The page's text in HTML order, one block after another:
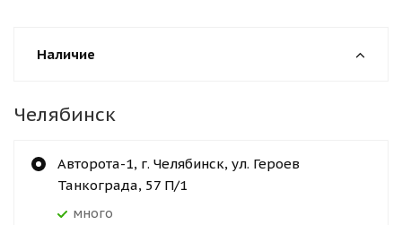
Наличие
Челябинск
Авторота-1, г. Челябинск, ул. Героев
Танкограда, 57 П/1
Много